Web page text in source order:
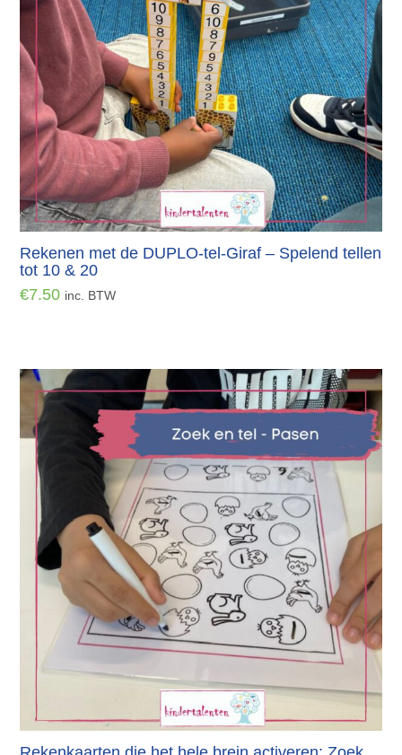
Rekenen met de DUPLO-tel-Giraf – Spelend tellen
tot 10 & 20
€7.50 inc. BTW